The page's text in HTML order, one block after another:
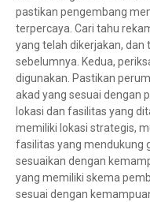
pastikan pengembang
terpercaya. Cari tahu
yang telah dikerjakan,
sebelumnya. Kedua,
digunakan. Pastikan
akad yang sesuai dengan
lokasi dan fasilitas yang
memiliki lokasi strategis,
fasilitas yang mendukung
sesuaikan dengan
yang memiliki skema
sesuai dengan